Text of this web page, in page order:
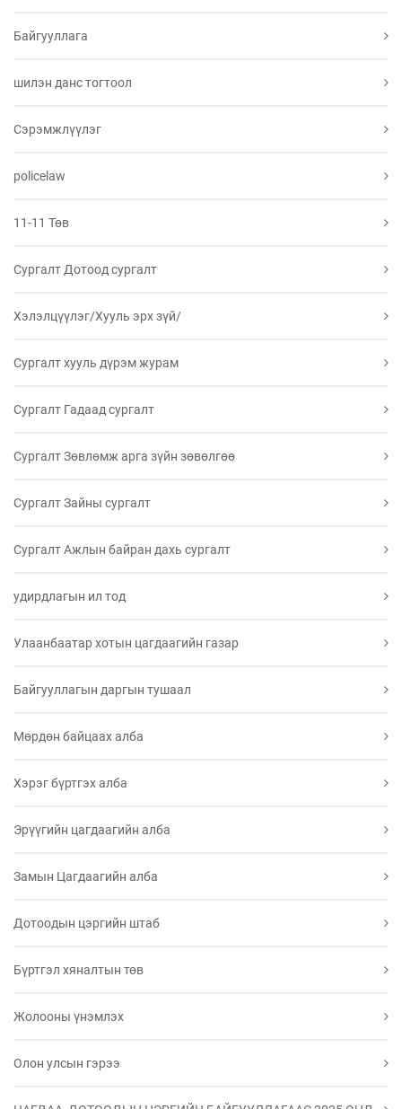
Байгууллага
шилэн данс тогтоол
Сэрэмжлүүлэг
policelaw
11-11 Төв
Сургалт Дотоод сургалт
Хэлэлцүүлэг/Хууль эрх зүй/
Сургалт хууль дүрэм журам
Сургалт Гадаад сургалт
Сургалт Зөвлөмж арга зүйн зөвөлгөө
Сургалт Зайны сургалт
Сургалт Ажлын байран дахь сургалт
удирдлагын ил тод
Улаанбаатар хотын цагдаагийн газар
Байгууллагын даргын тушаал
Мөрдөн байцаах алба
Хэрэг бүртгэх алба
Эрүүгийн цагдаагийн алба
Замын Цагдаагийн алба
Дотоодын цэргийн штаб
Бүртгэл хяналтын төв
Жолооны үнэмлэх
Олон улсын гэрээ